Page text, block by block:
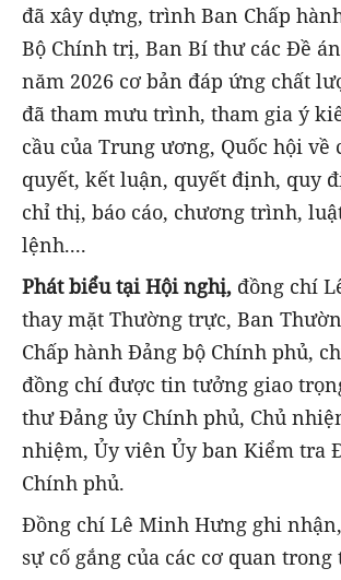
đã xây dựng, trình Ban Chấp
Bộ Chính trị, Ban Bí thư các Đề
năm 2026 cơ bản đáp ứng chất
đã tham mưu trình, tham gia ý
cầu của Trung ương, Quốc hội về
quyết, kết luận, quyết định, quy
chỉ thị, báo cáo, chương trình,
lệnh....
Phát biểu tại Hội nghị, đồng chí
thay mặt Thường trực, Ban
Chấp hành Đảng bộ Chính phủ,
đồng chí được tin tưởng giao
thư Đảng ủy Chính phủ, Chủ
nhiệm, Ủy viên Ủy ban Kiểm tra
Chính phủ.
Đồng chí Lê Minh Hưng ghi
sự cố gắng của các cơ quan